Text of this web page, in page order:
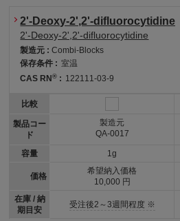
2'-Deoxy-2',2'-difluorocytidine
2'-Deoxy-2',2'-difluorocytidine
製造元 :Combi-Blocks
保存条件 : 室温
CAS RN® : 122111-03-9
比較
製品コー
ド
容量
価格
在庫 / 納
期目安
製造元
QA-0017
1g
希望納入価格
10,000 円
受注後2～3週間程度 ※